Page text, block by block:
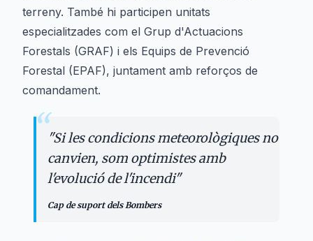
terreny. També hi participen unitats
especialitzades com el Grup d'Actuacions
Forestals (GRAF) i els Equips de Prevenció
Forestal (EPAF), juntament amb reforços de
comandament.
“"Si les condicions meteorològiques no
canvien, som optimistes amb
l'evolució de l'incendi"
Cap de suport dels Bombers